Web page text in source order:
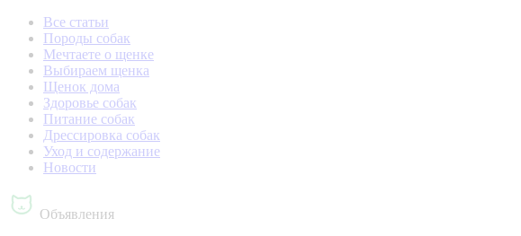
Все статьи
Породы собак
Мечтаете о щенке
Выбираем щенка
Щенок дома
Здоровье собак
Питание собак
Дрессировка собак
Уход и содержание
Новости
Объявления